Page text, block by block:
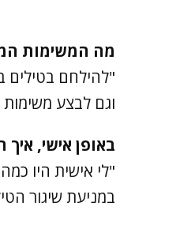
מה המשימות
"להילחם בטילים
וגם לבצע
באופן אישי,
"לי אישית היו
במניעת שיגור